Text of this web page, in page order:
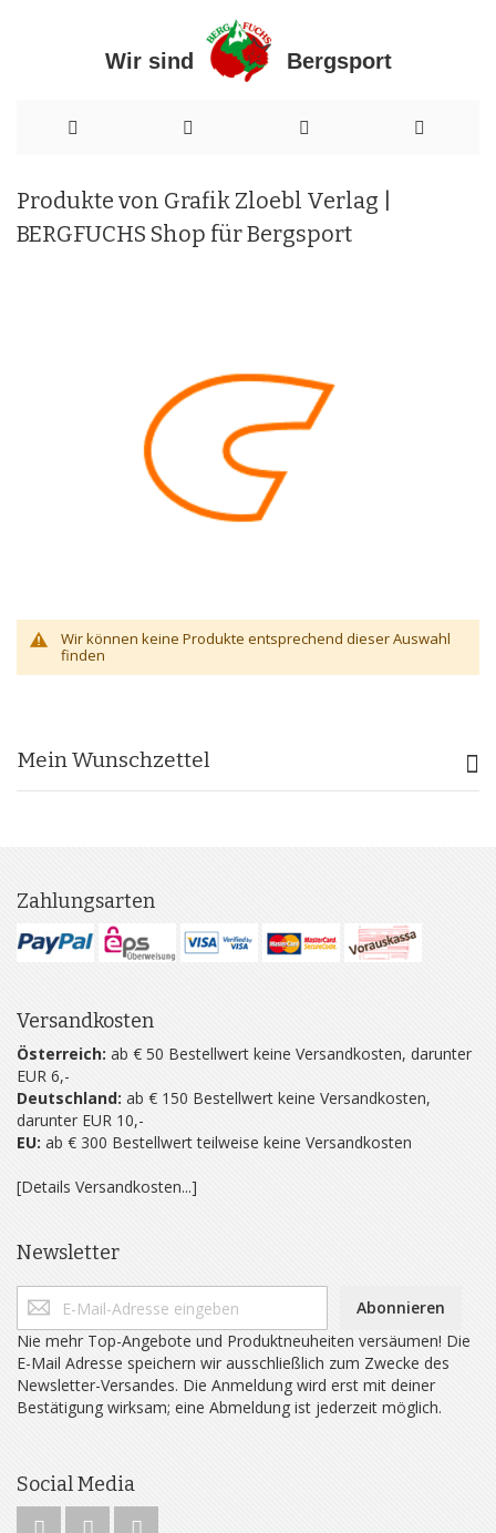
Wir sind Bergsport
zum
Produkte von Grafik Zloebl Verlag |
BERGFUCHS Shop für Bergsport
Wir können keine Produkte entsprechend dieser Auswahl
finden
Mein Wunschzettel
Zahlungsarten
Versandkosten
Österreich: ab € 50 Bestellwert keine Versandkosten, darunter
EUR 6,-
Deutschland: ab € 150 Bestellwert keine Versandkosten,
darunter EUR 10,-
EU: ab € 300 Bestellwert teilweise keine Versandkosten
[Details Versandkosten...]
Newsletter
Abonnieren
Nie mehr Top-Angebote und Produktneuheiten versäumen! Die
E-Mail Adresse speichern wir ausschließlich zum Zwecke des
Newsletter-Versandes. Die Anmeldung wird erst mit deiner
Bestätigung wirksam; eine Abmeldung ist jederzeit möglich.
Social Media